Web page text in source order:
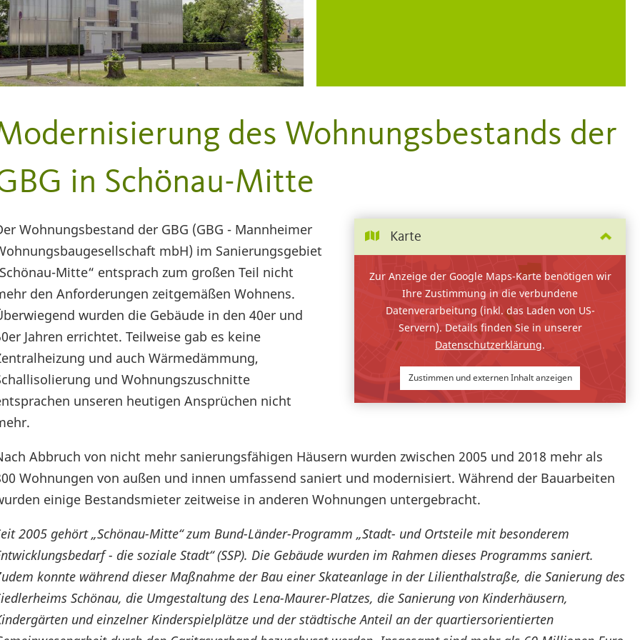
des Wohnungsbestands der
in Schönau-Mitte
Karte
Zur Anzeige der Google Maps-Karte benötigen wir
Ihre Zustimmung in die verbundene
Datenverarbeitung (inkl. das Laden von US-
Servern). Details finden Sie in unserer
Datenschutzerklärung.
Zustimmen und externen Inhalt anzeigen
Wohnungsbestand der GBG (GBG - Mannheimer
mbH) im Sanierungsgebiet
Mitte“ entsprach zum großen Teil nicht
den Anforderungen zeitgemäßen Wohnens.
wurden die Gebäude in den 40er und
Jahren errichtet. Teilweise gab es keine
und auch Wärmedämmung,
und Wohnungszuschnitte
unseren heutigen Ansprüchen nicht
Abbruch von nicht mehr sanierungsfähigen Häusern wurden zwischen 2005 und 2018 mehr als
Wohnungen von außen und innen umfassend saniert und modernisiert. Während der Bauarbeiten
einige Bestandsmieter zeitweise in anderen Wohnungen untergebracht.
2005 gehört „Schönau-Mitte“ zum Bund-Länder-Programm „Stadt- und Ortsteile mit besonderem
- die soziale Stadt“ (SSP). Die Gebäude wurden im Rahmen dieses Programms saniert.
konnte während dieser Maßnahme der Bau einer Skateanlage in der Lilienthalstraße, die Sanierung des
Schönau, die Umgestaltung des Lena-Maurer-Platzes, die Sanierung von Kinderhäusern,
und einzelner Kinderspielplätze und der städtische Anteil an der quartiersorientierten